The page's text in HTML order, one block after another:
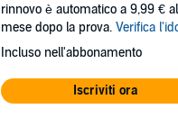
rinnovo è automatico a 9,99 € al
mese dopo la prova. Verifica
Incluso nell'abbonamento
Iscriviti ora